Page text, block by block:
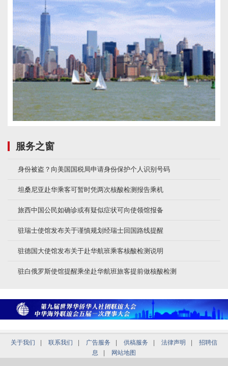
服务之窗
身份被盗？向美国国税局申请身份保护个人识别号码
坦桑尼亚赴华乘客可暂时凭两次核酸检测报告乘机
旅西中国公民如确诊或有疑似症状可向使领馆报备
驻瑞士使馆发布关于谨慎规划经瑞士回国路线提醒
驻德国大使馆发布关于赴华航班乘客核酸检测说明
驻白俄罗斯使馆提醒乘坐赴华航班旅客提前做核酸检测
关于我们 联系我们 广告服务 供稿服务 法律声明
招聘信
息
网站地图